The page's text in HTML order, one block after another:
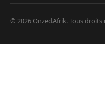
© 2026 OnzedAfrik. Tous droits